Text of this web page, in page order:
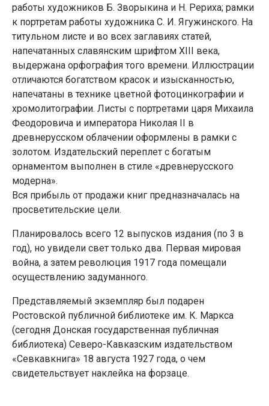
работы художников Б. Зворыкина и Н. Рериха; рамки
к портретам работы художника С. И. Ягужинского. На
титульном листе и во всех заглавиях статей,
напечатанных славянским шрифтом XIII века,
выдержана орфография того времени. Иллюстрации
отличаются богатством красок и изысканностью,
напечатаны в технике цветной фотоцинкографии и
хромолитографии. Листы с портретами царя Михаила
Феодоровича и императора Николая II в
древнерусском облачении оформлены в рамки с
золотом. Издательский переплет с богатым
орнаментом выполнен в стиле «древнерусского
модерна».
Вся прибыль от продажи книг предназначалась на
просветительские цели.
Планировалось всего 12 выпусков издания (по 3 в
год), но увидели свет только два. Первая мировая
война, а затем революция 1917 года помещали
осуществлению задуманного.
Представляемый экземпляр был подарен
Ростовской публичной библиотеке им. К. Маркса
(сегодня Донская государственная публичная
библиотека) Северо-Кавказским издательством
«Севкавкнига» 18 августа 1927 года, о чем
свидетельствует наклейка на форзаце.